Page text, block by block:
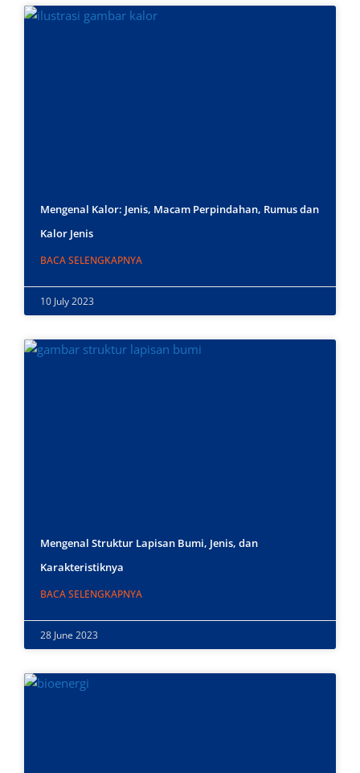
Mengenal Kalor: Jenis, Macam Perpindahan, Rumus dan
Kalor Jenis
BACA SELENGKAPNYA
10 July 2023
Mengenal Struktur Lapisan Bumi, Jenis, dan
Karakteristiknya
BACA SELENGKAPNYA
28 June 2023